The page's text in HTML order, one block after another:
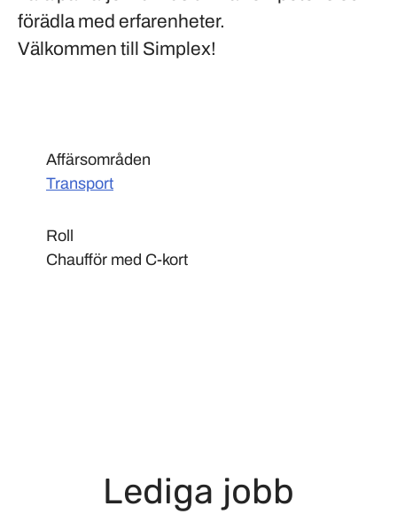
förädla med erfarenheter.
Välkommen till Simplex!
Affärsområden
Transport
Roll
Chaufför med C-kort
Lediga jobb